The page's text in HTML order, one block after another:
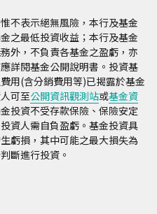
不表示絕無風險，本行及基金
之最低投資收益；本行及基金
外，不負責各基金之盈虧，亦
詳閱基金公開說明書。投資基
用(含分銷費用等)已揭露於基金
可至公開資訊觀測站或基金資
投資不受存款保險、保險安定
資人需自負盈虧。基金投資具
虧損，其中可能之最大損失為
斷進行投資。